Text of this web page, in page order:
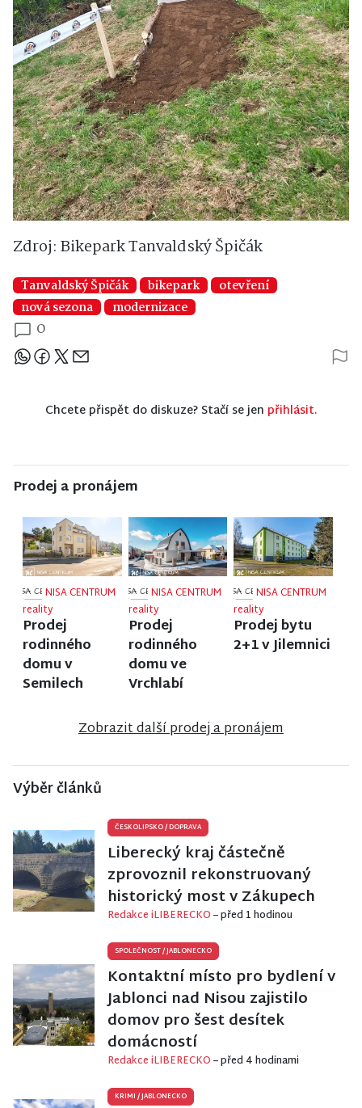
Zdroj: Bikepark Tanvaldský Špičák
Tanvaldský Špičák bikepark
otevření
nová sezona
modernizace
0
Sdílejte článek
Chcete přispět do diskuze? Stačí se jen přihlásit.
Prodej a pronájem
NISA CENTRUM
reality
Prodej
rodinného
domu v
Semilech
NISA CENTRUM
reality
Prodej
rodinného
domu ve
Vrchlabí
NISA CENTRUM
reality
Prodej bytu
2+1 v Jilemnici
Zobrazit další prodej a pronájem
Výběr článků
ČESKOLIPSKO/DOPRAVA
Liberecký kraj částečně
zprovoznil rekonstruovaný
historický most v Zákupech
Redakce iLIBERECKO– před 1 hodinou
SPOLEČNOST/JABLONECKO
Kontaktní místo pro bydlení v
Jablonci nad Nisou zajistilo
domov pro šest desítek
domácností
Redakce iLIBERECKO– před 4 hodinami
KRIMI /JABLONECKO